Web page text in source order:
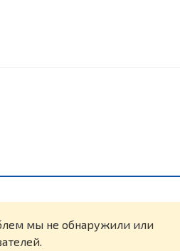
мы не обнаружили или